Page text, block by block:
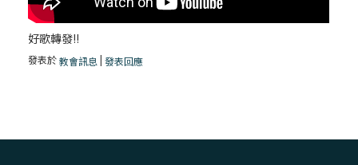
好歌轉發!!
發表於教會訊息|發表回應